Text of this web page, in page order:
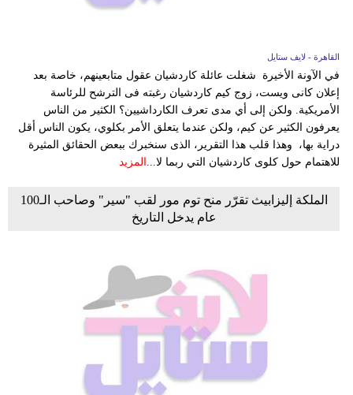
القاهرة - لايف ستايل
في الآونة الأخيرة شغلت عائلة كاردشيان عقول متابعينهم، خاصة بعد
إعلان كانى ويست، زوج كيم كاردشيان رغبته فى الترشح للرئاسة
الأمريكية. ولكن إلى أي مدى تعرف الكارداشيين؟ الكثير من الناس
يعرفون الكثير عن كيم، ولكن عندما يتعلق الأمر بكلوي، يكون الناس أقل
دراية بها، وهذا قلب هذا التقرير، الذى سنخبرك ببعض الحقائق المثيرة
للاهتمام حول كلوى كاردشيان التي ربما لا... المزيد
الملكة إليزابيث تقرّر منح توم مور لقب "سير" وصاحب الـ100
عام يدخل التاريخ